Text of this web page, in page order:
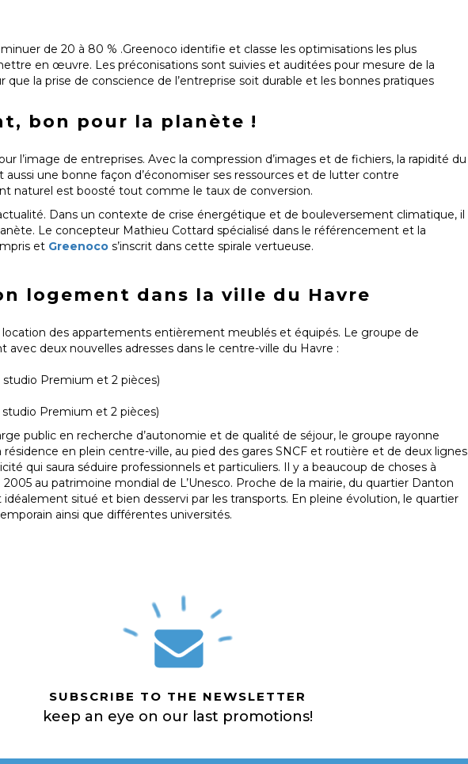
de 20 à 80 % .Greenoco identifie et classe les optimisations les plus
en œuvre. Les préconisations sont suivies et auditées pour mesure de la
la prise de conscience de l’entreprise soit durable et les bonnes pratiques
bon pour la planète !
l’image de entreprises. Avec la compression d’images et de fichiers, la rapidité du
une bonne façon d’économiser ses ressources et de lutter contre
naturel est boosté tout comme le taux de conversion.
Dans un contexte de crise énergétique et de bouleversement climatique, il
Le concepteur Mathieu Cottard spécialisé dans le référencement et la
et Greenoco s’inscrit dans cette spirale vertueuse.
logement dans la ville du Havre
des appartements entièrement meublés et équipés. Le groupe de
deux nouvelles adresses dans le centre-ville du Havre :
Premium et 2 pièces)
Premium et 2 pièces)
public en recherche d’autonomie et de qualité de séjour, le groupe rayonne
en plein centre-ville, au pied des gares SNCF et routière et de deux lignes
qui saura séduire professionnels et particuliers. Il y a beaucoup de choses à
au patrimoine mondial de L’Unesco. Proche de la mairie, du quartier Danton
situé et bien desservi par les transports. En pleine évolution, le quartier
ainsi que différentes universités.
SUBSCRIBE TO THE NEWSLETTER
keep an eye on our last promotions!